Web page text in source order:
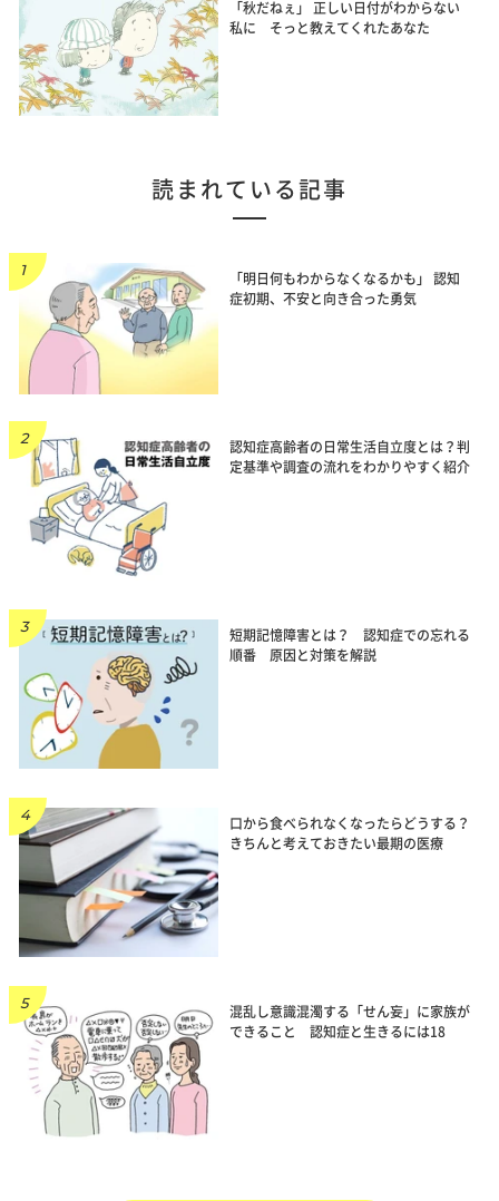
「秋だねぇ」 正しい日付がわからない
私に そっと教えてくれたあなた
読まれている記事
「明日何もわからなくなるかも」 認知
症初期、不安と向き合った勇気
認知症高齢者の日常生活自立度とは？判
定基準や調査の流れをわかりやすく紹介
短期記憶障害とは？ 認知症での忘れる
順番 原因と対策を解説
口から食べられなくなったらどうする？
きちんと考えておきたい最期の医療
混乱し意識混濁する「せん妄」に家族が
できること 認知症と生きるには18